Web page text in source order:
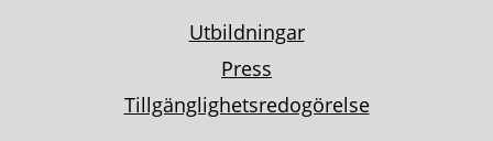
Utbildningar
Press
Tillgänglighetsredogörelse